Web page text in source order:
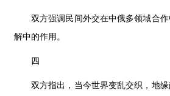
双方强调民间外交在中俄多领域合
解中的作用。
四
双方指出，当今世界变乱交织，地